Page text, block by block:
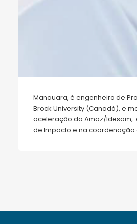
Manauara, é engenheiro de
Brock University (Canadá), e
aceleração da Amaz/Idesam,
de Impacto e na coordenação